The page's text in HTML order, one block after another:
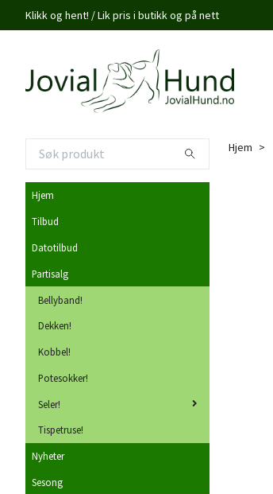
Klikk og hent! / Lik pris i butikk og på nett
Hjem
Tilbud
Datotilbud
Partisalg
Bellyband!
Dekken!
Kobbel!
Potesokker!
Seler!
Tispetruse!
Nyheter
Sesong
Hjem